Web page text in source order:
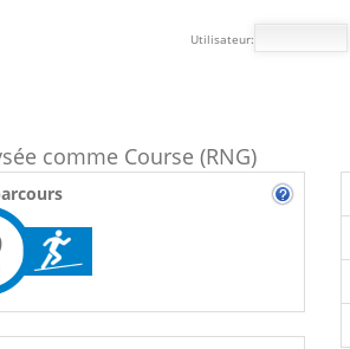
Utilisateur:
comme Course (RNG)